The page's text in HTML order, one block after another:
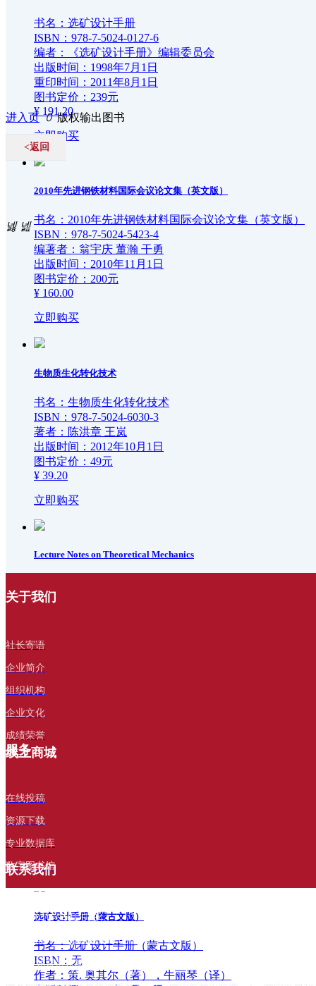
成果展示
企业简介
组织机构
企业文化
招贤纳士
联系我们
书名：选矿设计手册
ISBN：978-7-5024-0127-6
编者：《选矿设计手册》编辑委员会
出版时间：1998年7月1日
重印时间：2011年8月1日
图书定价：239元
¥ 191.20
立即购买
2010年先进钢铁材料国际会议论文集（英文版）
书名：2010年先进钢铁材料国际会议论文集（英文版）
ISBN：978-7-5024-5423-4
编著者：翁宇庆 董瀚 干勇
出版时间：2010年11月1日
图书定价：200元
¥ 160.00
立即购买
生物质生化转化技术
书名：生物质生化转化技术
ISBN：978-7-5024-6030-3
著者：陈洪章 王岚
出版时间：2012年10月1日
图书定价：49元
¥ 39.20
立即购买
Lecture Notes on Theoretical Mechanics
ISBN：978-7-5024-8204-6
图书定价：68元（简化版定价：24元）
The Road Map of China's Steel Industry
书名：The Road Map of China's Steel Industry
作者：李新创
图书定价：299元
¥ 242.20
立即购买
选矿设计手册（蒙古文版）
书名：选矿设计手册（蒙古文版）
ISBN：无
作者：策. 奥其尔（著），牛丽琴（译）
进入页 ꄲ 版权输出图书
<返回
넳 넲
关于我们
社长寄语
企业简介
组织机构
企业文化
成绩荣誉
服务
在线投稿
资源下载
专业数据库
数字图书馆
线上商城
联系我们
电话：010-6401 5784
邮箱：service@mip1953.com
地址：北京市东城区嵩祝院北巷39号